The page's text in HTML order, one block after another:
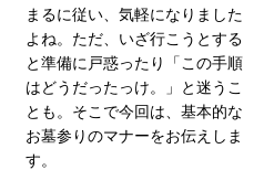
まるに従い、気軽になりました
よね。ただ、いざ行こうとする
と準備に戸惑ったり「この手順
はどうだったっけ。」と迷うこ
とも。そこで今回は、基本的な
お墓参りのマナーをお伝えしま
す。